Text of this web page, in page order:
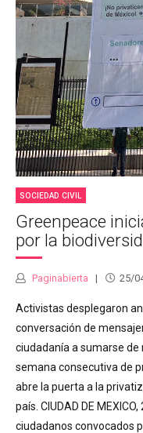
SOCIEDAD CIVIL
Greenpeace
por la
Paginabierta 25/
Activistas desplegaron
conversación de
ciudadanía a sumarse
semana consecutiva de
abre la puerta a la
país. CIUDAD DE
ciudadanos convocados